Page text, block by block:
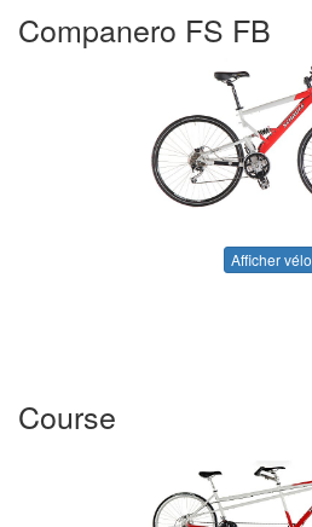
Companero FS FB
Afficher vélo
Course